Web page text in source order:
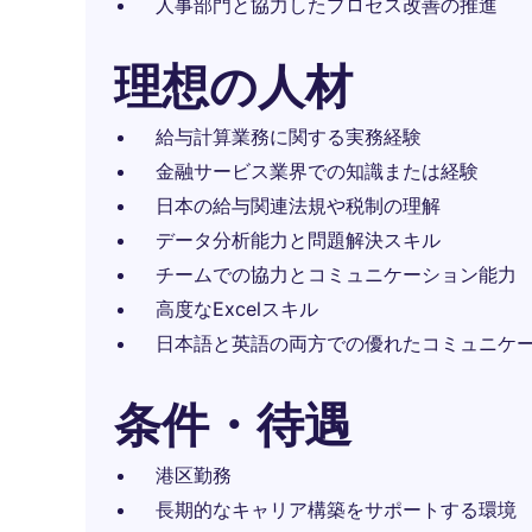
人事部門と協力したプロセス改善の推進
理想の人材
給与計算業務に関する実務経験
金融サービス業界での知識または経験
日本の給与関連法規や税制の理解
データ分析能力と問題解決スキル
チームでの協力とコミュニケーション能力
高度なExcelスキル
日本語と英語の両方での優れたコミュニケ
条件・待遇
港区勤務
長期的なキャリア構築をサポートする環境